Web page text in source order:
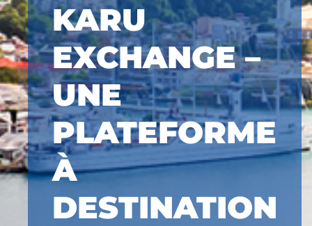
KARU
EXCHANGE –
UNE
PLATEFORME
À
DESTINATION